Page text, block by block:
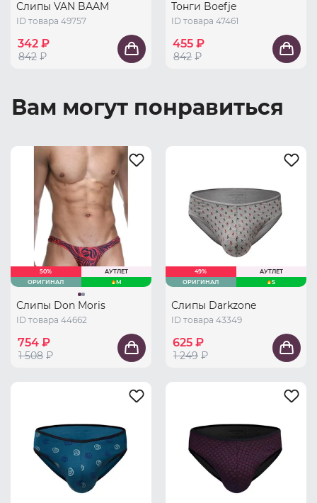
Слипы VAN BAAM
ID товара 49757
342 ₽
842 ₽
Тонги Boefje
ID товара 47461
455 ₽
842 ₽
Вам могут понравиться
50%
АУТЛЕТ
ОРИГИНАЛ
M
Слипы Don Moris
ID товара 44662
754 ₽
1 508 ₽
49%
АУТЛЕТ
ОРИГИНАЛ
S
Слипы Darkzone
ID товара 43349
625 ₽
1 249 ₽